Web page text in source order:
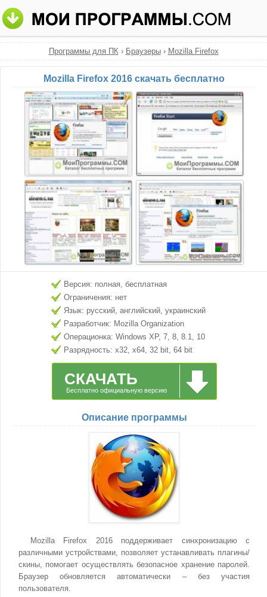
Программы для ПК› Браузеры› Mozilla Firefox
Mozilla Firefox 2016 скачать бесплатно
Версия: полная, бесплатная
Ограничения: нет
Язык: русский, английский, украинский
Разработчик: Mozilla Organization
Операционка: Windows XP, 7, 8, 8.1, 10
Разрядность: x32, x64, 32 bit, 64 bit
СКАЧАТЬ
Бесплатно официальную версию
Описание программы
Mozilla Firefox 2016 поддерживает синхронизацию с
различными устройствами, позволяет устанавливать плагины/
скины, помогает осуществлять безопасное хранение паролей.
Браузер обновляется автоматически – без участия
пользователя.